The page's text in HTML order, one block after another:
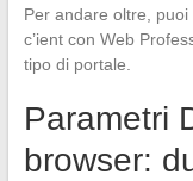
Per andare oltre,
c’ient con Web
tipo di portale.
Parametri
browser: